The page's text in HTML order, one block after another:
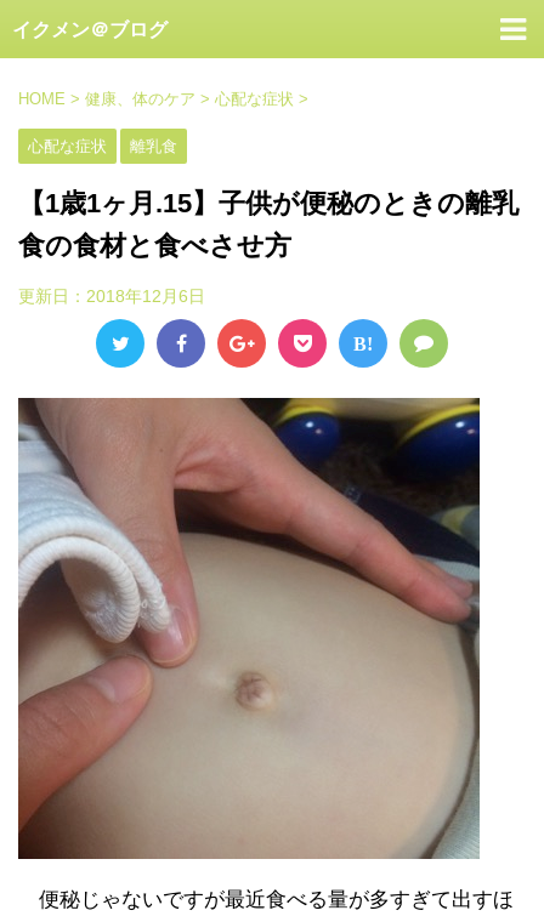
イクメン＠ブログ
HOME > 健康、体のケア > 心配な症状 >
心配な症状 離乳食
【1歳1ヶ月.15】子供が便秘のときの離乳
食の食材と食べさせ方
更新日： 2018年12月6日
B!
便秘じゃないですが最近食べる量が多すぎて出すほ